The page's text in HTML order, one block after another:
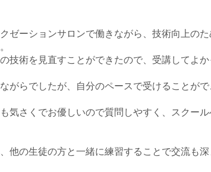
ゼーションサロンで働きながら、技術向上の
技術を見直すことができたので、受講してよか
がらでしたが、自分のペースで受けることが
気さくでお優しいので質問しやすく、スクー
他の生徒の方と一緒に練習することで交流も深